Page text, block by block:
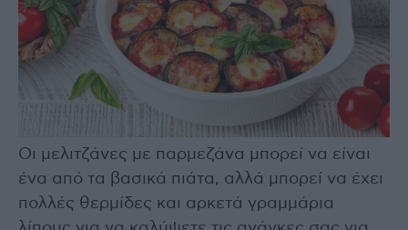
Οι μελιτζάνες με παρμεζάνα μπορεί να είναι
ένα από τα βασικά πιάτα, αλλά μπορεί να έχει
πολλές θερμίδες και αρκετά γραμμάρια